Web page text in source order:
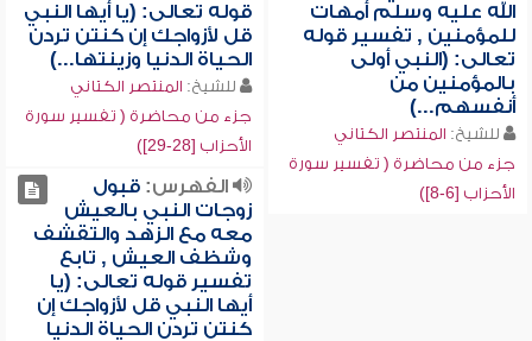
الله عليه وسلم أمهات
للمؤمنين , تفسير قوله
تعالى: (النبي أولى
بالمؤمنين من
أنفسهم...)
للشيخ: المنتصر الكتاني
جزء من محاضرة ( تفسير سورة
الأحزاب [6-8])
قوله تعالى: (يا أيها النبي
قل لأزواجك إن كنتن تردن
الحياة الدنيا وزينتها...)
للشيخ: المنتصر الكتاني
جزء من محاضرة ( تفسير سورة
الأحزاب [28-29])
الفهرس:قبول
زوجات النبي بالعيش
معه مع الزهد والتقشف
وشظف العيش , تابع
تفسير قوله تعالى: (يا
أيها النبي قل لأزواجك إن
كنتن تردن الحياة الدنيا